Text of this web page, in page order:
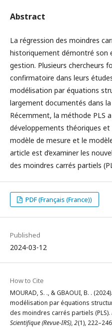
Abstract
La régression des moindres
historiquement démontré son
gestion. Plusieurs chercheurs
confirmatoire dans leurs
modélisation par équations
largement documentés dans
Récemment, la méthode PLS
développements théoriques
modèle de mesure et le
article est d’examiner les
des moindres carrés partiels
PDF (Français (France))
Published
2024-03-12
How to Cite
MOURAD, S. ., & GBAOUI, B. .
modélisation par équations
des moindres carrés partiels (PLS).
Scientifique (Revue-IRS),2(1),